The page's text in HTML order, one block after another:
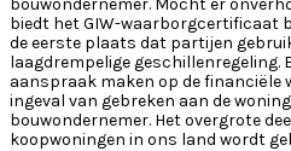
biedt het GIW-waarborgcertificaat
de eerste plaats dat partijen
laagdrempelige geschillenregeling.
aanspraak maken op de financiële
ingeval van gebreken aan de
bouwondernemer. Het overgrote
koopwoningen in ons land wordt